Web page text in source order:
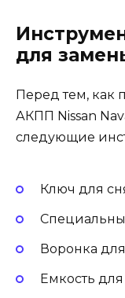
для
Перед тем, как
АКПП Nissan
следующие
Ключ для
Воронка
Емкость для